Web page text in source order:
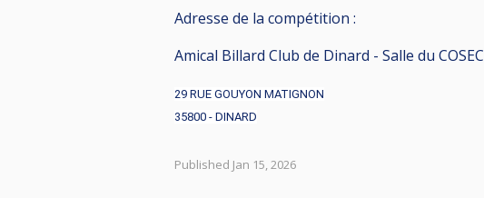
Adresse de la compétition :
Amical Billard Club de Dinard - Salle du COSEC
29 RUE GOUYON MATIGNON
35800 - DINARD
Published Jan 15, 2026